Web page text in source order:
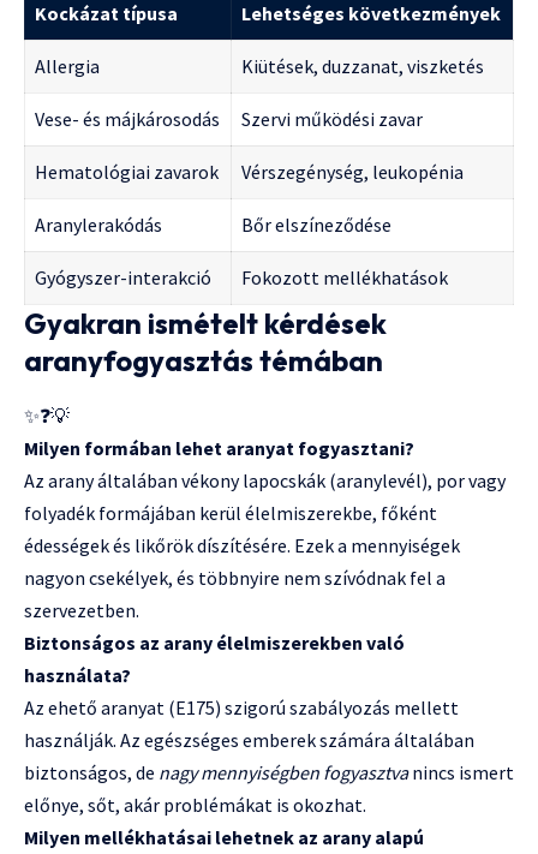
Kockázat típusa
Lehetséges következmények
Allergia Kiütések, duzzanat, viszketés
Vese- és májkárosodás Szervi működési zavar
Hematológiai zavarok Vérszegénység, leukopénia
Aranylerakódás Bőr elszíneződése
Gyógyszer-interakció Fokozott mellékhatások
Gyakran ismételt kérdések
aranyfogyasztás témában
✨❓💡
Milyen formában lehet aranyat fogyasztani?
Az arany általában vékony lapocskák (aranylevél), por vagy
folyadék formájában kerül élelmiszerekbe, főként
édességek és likőrök díszítésére. Ezek a mennyiségek
nagyon csekélyek, és többnyire nem szívódnak fel a
szervezetben.
Biztonságos az arany élelmiszerekben való
használata?
Az ehető aranyat (E175) szigorú szabályozás mellett
használják. Az egészséges emberek számára általában
biztonságos, de nagy mennyiségben fogyasztvanincs ismert
előnye, sőt, akár problémákat is okozhat.
Milyen mellékhatásai lehetnek az arany alapú